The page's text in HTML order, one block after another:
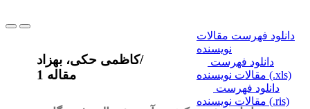
کاظمی حکی، بهزاد/
1 مقاله
دانلود فهرست مقالات
نویسنده
مقالات نویسنده (.xls)
مقالات نویسنده (.ris)